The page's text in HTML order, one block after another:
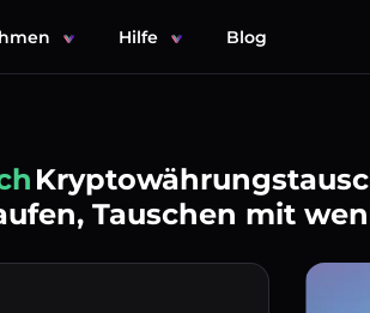
Hilfe Blog
Tauschen mit